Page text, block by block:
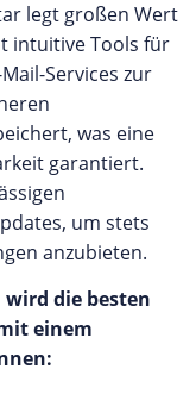
legt großen Wert
intuitive Tools für
Services zur
was eine
garantiert.
um stets
anzubieten.
die besten
einem